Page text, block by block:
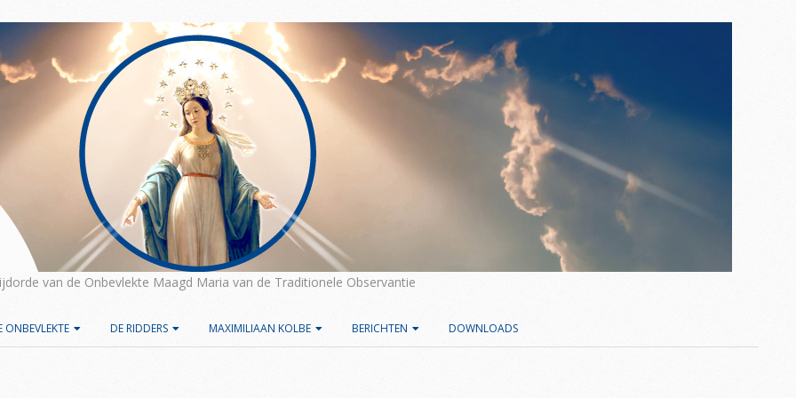
van de Onbevlekte Maagd Maria van de Traditionele Observantie
ONBEVLEKTE DE RIDDERS MAXIMILIAAN KOLBE BERICHTEN DOWNLOADS